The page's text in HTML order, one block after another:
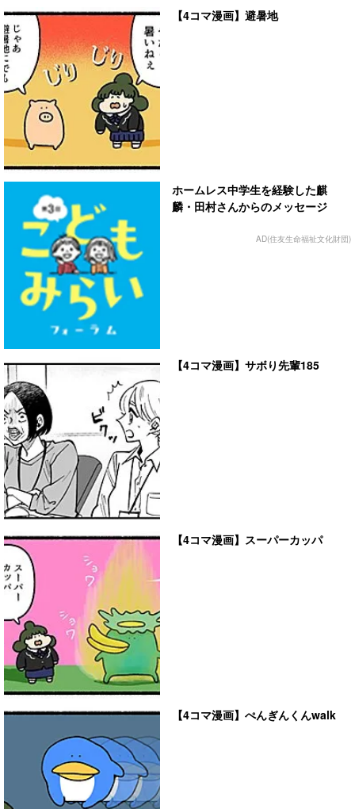
【4コマ漫画】避暑地
ホームレス中学生を経験した麒
麟・田村さんからのメッセージ
AD(住友生命福祉文化財団)
【4コマ漫画】サボり先輩185
【4コマ漫画】スーパーカッパ
【4コマ漫画】ぺんぎんくんwalk